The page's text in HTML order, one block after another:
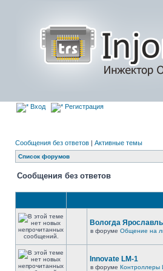
Вход Регистрация
Сообщения без ответов | Активные темы
Список форумов
Сообщения без ответов
Вологда
в форуме Общение на
Innovate LM-1
в форуме Контроллеры